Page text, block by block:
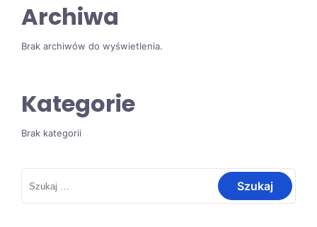
Archiwa
Brak archiwów do wyświetlenia.
Kategorie
Brak kategorii
Szukaj: